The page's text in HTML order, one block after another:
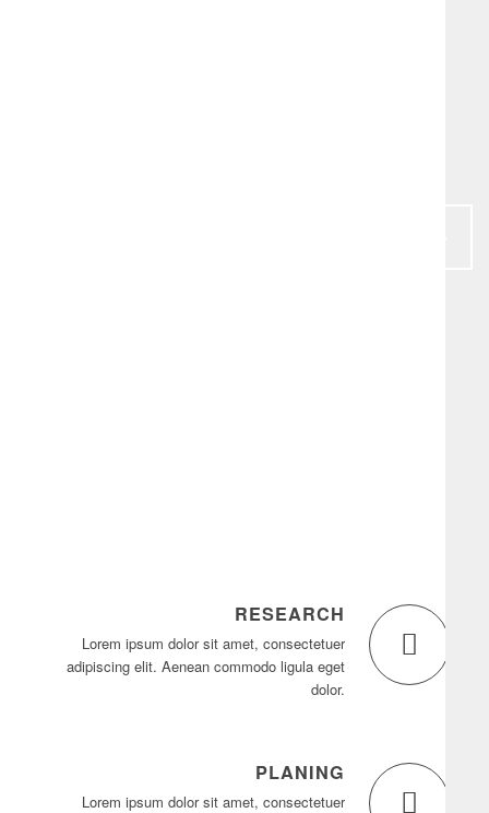
RESEARCH
Lorem ipsum dolor sit amet, consectetuer
adipiscing elit. Aenean commodo ligula eget
dolor.
PLANING
Lorem ipsum dolor sit amet, consectetuer